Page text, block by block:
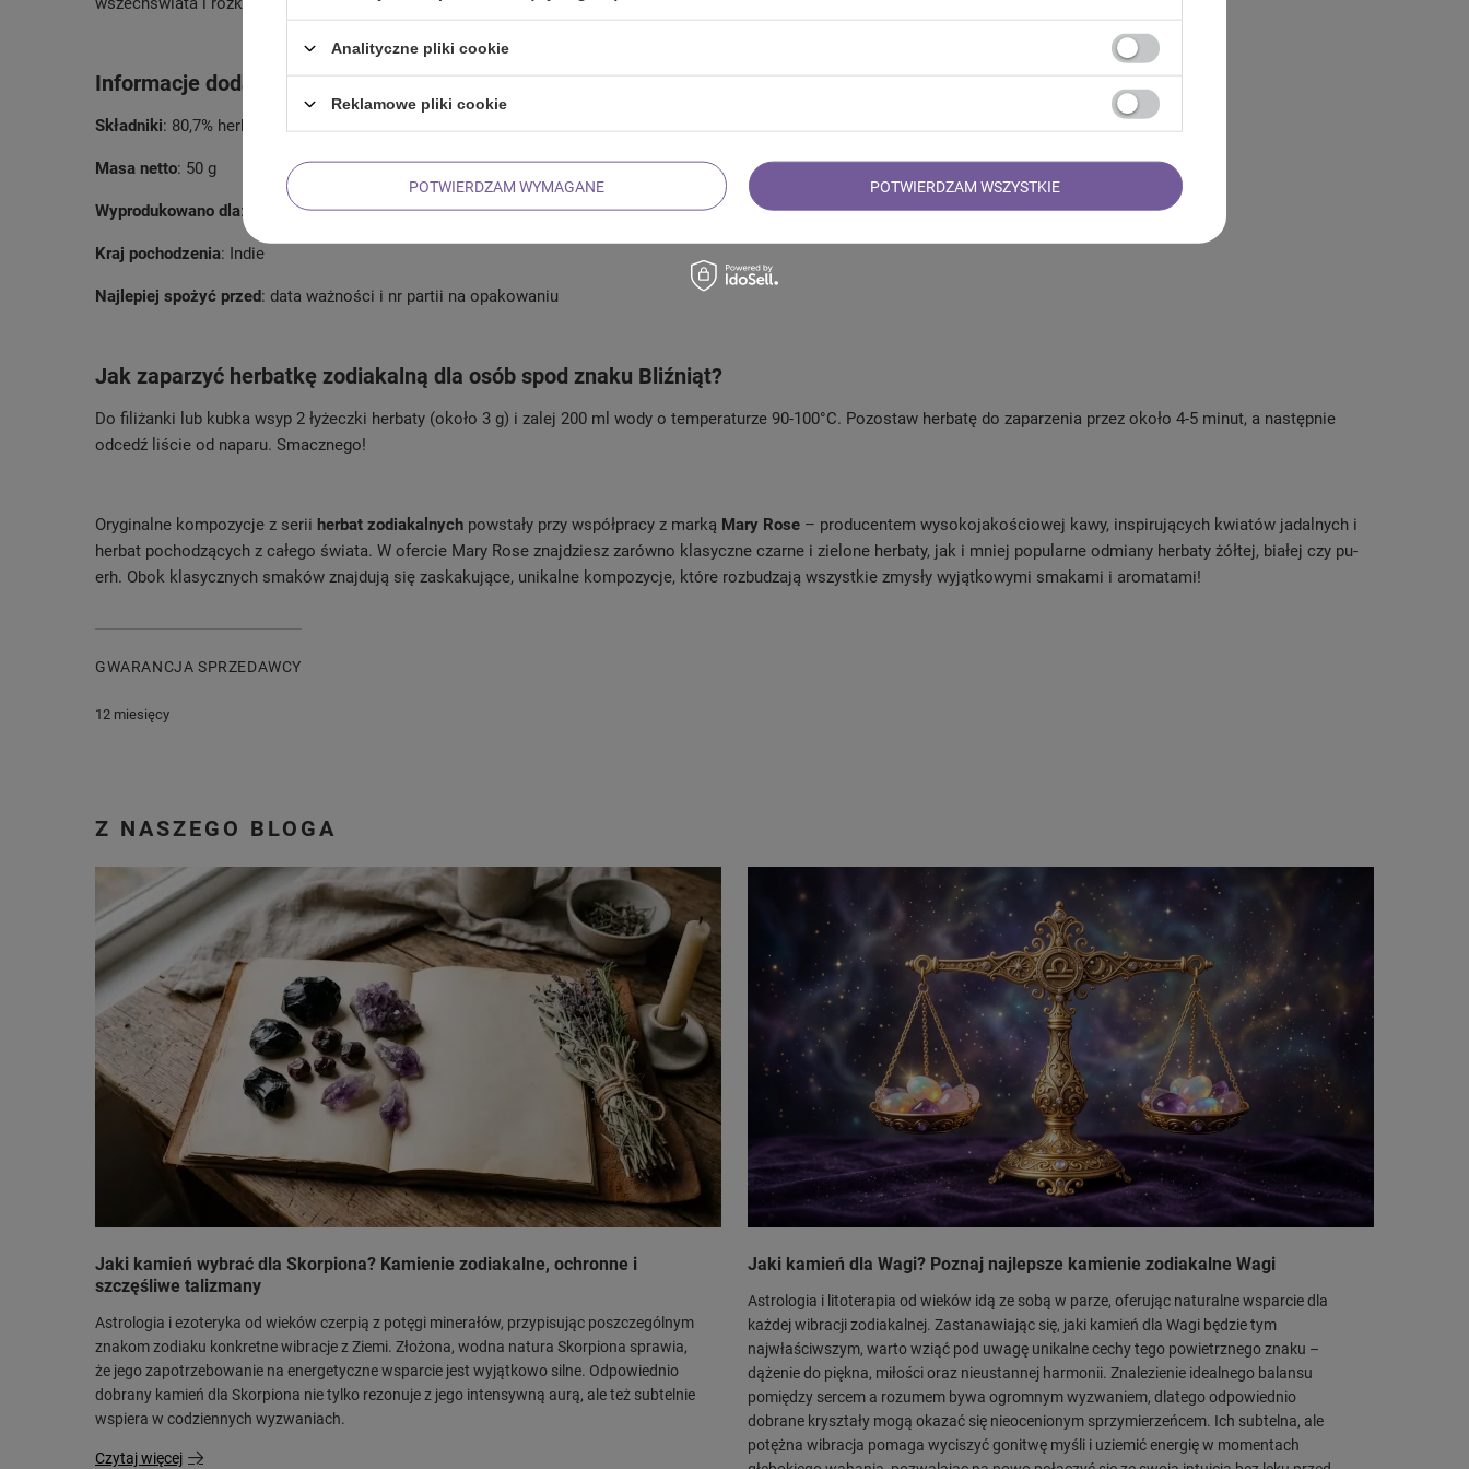
Informacje dodatkowe:
Składniki: 80,7% herbata czarna assam, jagody goji, guarana, rooibos superior, ginkgo biloba, płatki bławatka, naturalny olejek
Masa netto: 50 g
Wyprodukowano dla: Venusti Sp. z o.o.
Kraj pochodzenia: Indie
Najlepiej spożyć przed: data ważności i nr partii na opakowaniu
Jak zaparzyć herbatkę zodiakalną dla osób spod znaku Bliźniąt?
Do filiżanki lub kubka wsyp 2 łyżeczki herbaty (około 3 g) i zalej 200 ml wody o temperaturze 90-100°C. Pozostaw herbatę do zaparzenia przez około 4-5 minut, a następnie
odcedź liście od naparu. Smacznego!
Oryginalne kompozycje z serii herbat zodiakalnych powstały przy współpracy z marką Mary Rose – producentem wysokojakościowej kawy, inspirujących kwiatów jadalnych i
herbat pochodzących z całego świata. W ofercie Mary Rose znajdziesz zarówno klasyczne czarne i zielone herbaty, jak i mniej popularne odmiany herbaty żółtej, białej czy pu-
erh. Obok klasycznych smaków znajdują się zaskakujące, unikalne kompozycje, które rozbudzają wszystkie zmysły wyjątkowymi smakami i aromatami!
GWARANCJA SPRZEDAWCY
12 miesięcy
Z NASZEGO BLOGA
Jaki kamień wybrać dla Skorpiona? Kamienie zodiakalne, ochronne i
szczęśliwe talizmany
Astrologia i ezoteryka od wieków czerpią z potęgi minerałów, przypisując poszczególnym
znakom zodiaku konkretne wibracje z Ziemi. Złożona, wodna natura Skorpiona sprawia,
że jego zapotrzebowanie na energetyczne wsparcie jest wyjątkowo silne. Odpowiednio
dobrany kamień dla Skorpiona nie tylko rezonuje z jego intensywną aurą, ale też subtelnie
wspiera w codziennych wyzwaniach.
Czytaj więcej
Jaki kamień dla Wagi? Poznaj najlepsze kamienie zodiakalne Wagi
Astrologia i litoterapia od wieków idą ze sobą w parze, oferując naturalne wsparcie dla
każdej wibracji zodiakalnej. Zastanawiając się, jaki kamień dla Wagi będzie tym
najwłaściwszym, warto wziąć pod uwagę unikalne cechy tego powietrznego znaku –
dążenie do piękna, miłości oraz nieustannej harmonii. Znalezienie idealnego balansu
pomiędzy sercem a rozumem bywa ogromnym wyzwaniem, dlatego odpowiednio
dobrane kryształy mogą okazać się nieocenionym sprzymierzeńcem. Ich subtelna, ale
potężna wibracja pomaga wyciszyć gonitwę myśli i uziemić energię w momentach
Analityczne pliki cookie
Reklamowe pliki cookie
POTWIERDZAM WYMAGANE POTWIERDZAM WSZYSTKIE